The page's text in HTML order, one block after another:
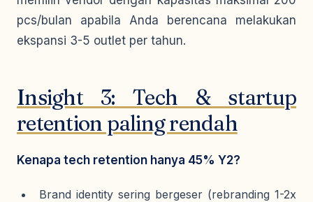
pcs/bulan apabila Anda berencana melakukan
ekspansi 3-5 outlet per tahun.
Insight 3: Tech & startup
retention paling rendah
Kenapa tech retention hanya 45% Y2?
Brand identity sering bergeser (rebranding 1-2x